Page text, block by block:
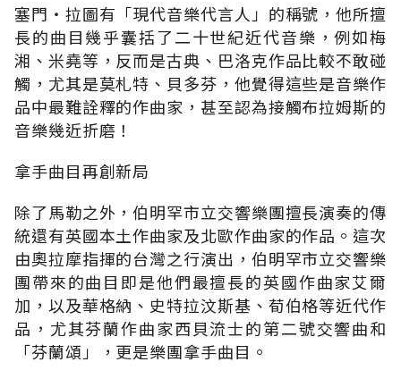
塞門‧拉圖有「現代音樂代言人」的稱號，他所擅
長的曲目幾乎囊括了二十世紀近代音樂，例如梅
湘、米堯等，反而是古典、巴洛克作品比較不敢碰
觸，尤其是莫札特、貝多芬，他覺得這些是音樂作
品中最難詮釋的作曲家，甚至認為接觸布拉姆斯的
音樂幾近折磨！
拿手曲目再創新局
除了馬勒之外，伯明罕市立交響樂團擅長演奏的傳
統還有英國本土作曲家及北歐作曲家的作品。這次
由奧拉摩指揮的台灣之行演出，伯明罕市立交響樂
團帶來的曲目即是他們最擅長的英國作曲家艾爾
加，以及華格納、史特拉汶斯基、荀伯格等近代作
品，尤其芬蘭作曲家西貝流士的第二號交響曲和
「芬蘭頌」，更是樂團拿手曲目。